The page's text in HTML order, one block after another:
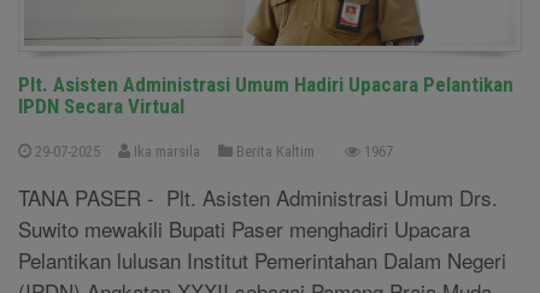
Plt. Asisten Administrasi Umum Hadiri Upacara Pelantikan
IPDN Secara Virtual
29-07-2025 Ika marsila Berita Kaltim 1967
TANA PASER - Plt. Asisten Administrasi Umum Drs.
Suwito mewakili Bupati Paser menghadiri Upacara
Pelantikan lulusan Institut Pemerintahan Dalam Negeri